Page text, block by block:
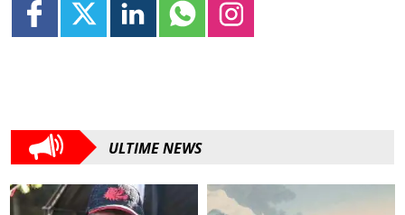
ULTIME NEWS